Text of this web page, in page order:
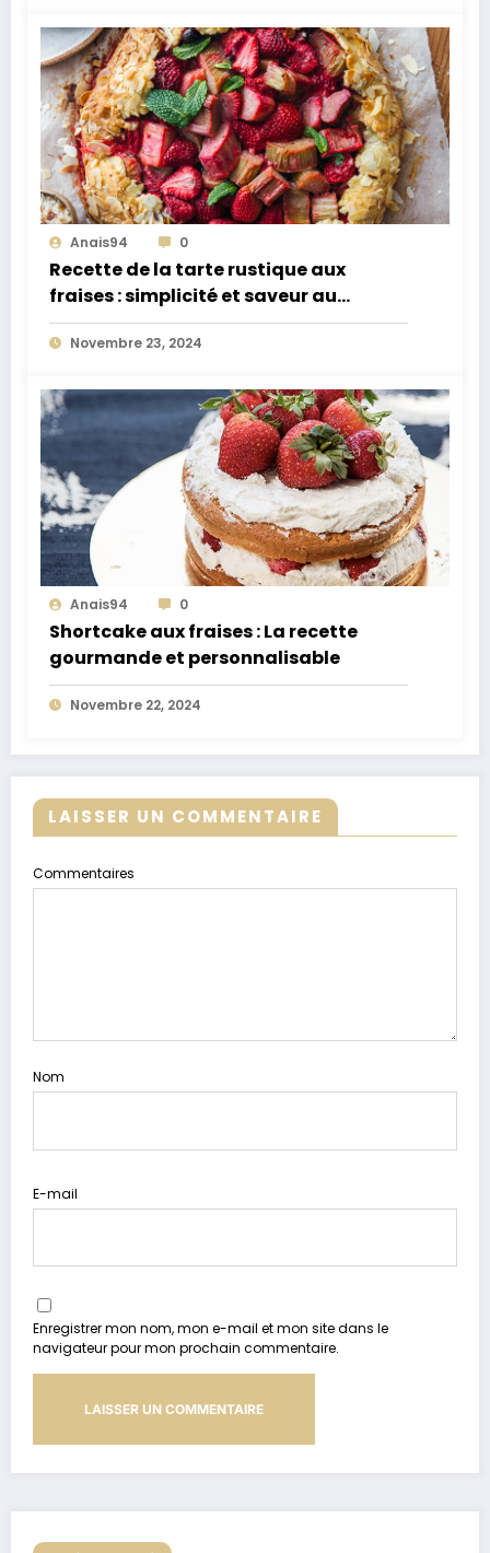
Anais94 0
Recette de la tarte rustique aux
fraises : simplicité et saveur au
rendez-vous
Novembre 23, 2024
Anais94 0
Shortcake aux fraises : La recette
gourmande et personnalisable
Novembre 22, 2024
LAISSER UN COMMENTAIRE
Commentaires
Nom
E-mail
Enregistrer mon nom, mon e-mail et mon site dans le
navigateur pour mon prochain commentaire.